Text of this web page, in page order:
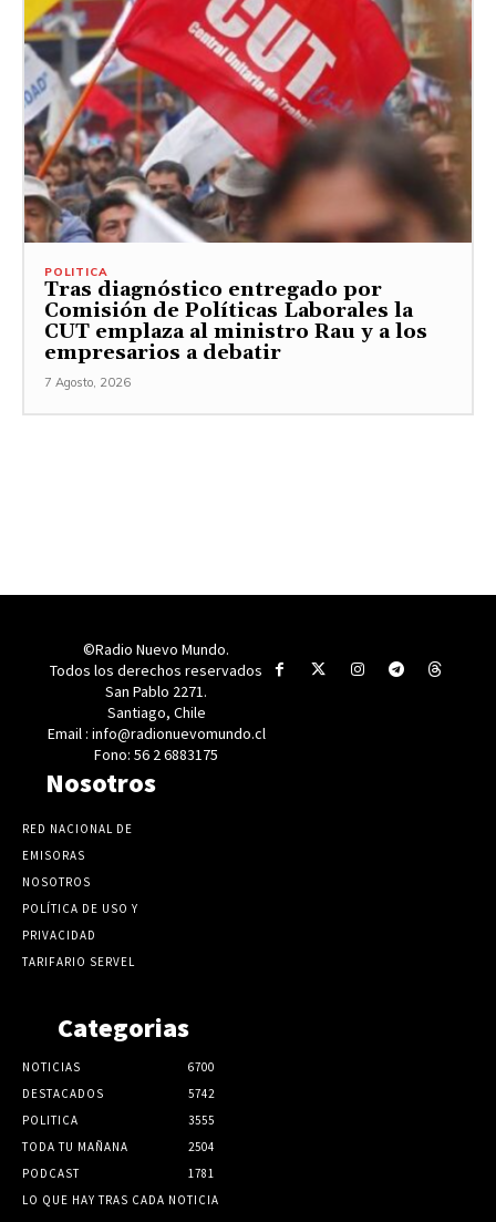
POLITICA
Tras diagnóstico entregado por
Comisión de Políticas Laborales la
CUT emplaza al ministro Rau y a los
empresarios a debatir
7 Agosto, 2026
©Radio Nuevo Mundo.
Todos los derechos reservados
San Pablo 2271.
Santiago, Chile
Email : info@radionuevomundo.cl
Fono: 56 2 6883175
Nosotros
RED NACIONAL DE
EMISORAS
NOSOTROS
POLÍTICA DE USO Y
PRIVACIDAD
TARIFARIO SERVEL
Categorias
NOTICIAS
6700
DESTACADOS
5742
POLITICA
3555
TODA TU MAÑANA
2504
PODCAST
1781
LO QUE HAY TRAS CADA NOTICIA